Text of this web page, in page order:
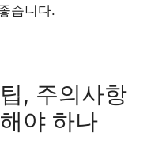
습니다.
, 주의사항
야 하나